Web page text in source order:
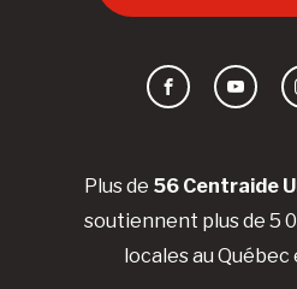
Plus de 56 Centraide
soutiennent plus de 5
locales au Québec
Facebook